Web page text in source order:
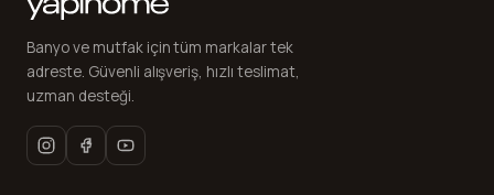
Banyo ve mutfak için tüm markalar tek
adreste. Güvenli alışveriş, hızlı teslimat,
uzman desteği.